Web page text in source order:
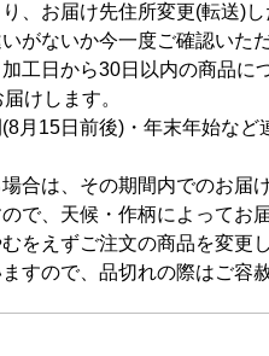
、お届け先住所変更(転送)
がないか今一度ご確認いた
工日から30日以内の商品に
けします。
月15日前後)・年末年始な
合は、その期間内でのお届
で、天候・作柄によってお
をえずご注文の商品を変更
すので、品切れの際はご容